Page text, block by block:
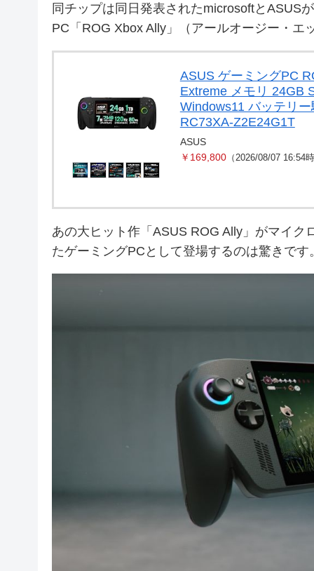
同チップは同日発表されたmicrosoftとASUS
PC「ROG Xbox Ally」（アールオージー・
ASUS ゲーミングPC
Extreme メモリ 24GB
Windows11 バッテリ
RC73XA-Z2E24G1T
ASUS
￥169,800（2026/08/07 16:54
あの大ヒット作「ASUS ROG Ally」がマイ
たゲーミングPCとして登場するのは驚きです